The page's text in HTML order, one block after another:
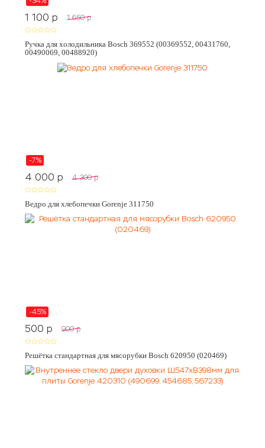
1 100 p 1 650 p
Ручка для холодильника Bosch 369552 (00369552, 00431760,
00490069, 00488920)
-7%
4 000 p 4 300 p
Ведро для хлебопечки Gorenje 311750
-45%
500 p 900 p
Решётка стандартная для мясорубки Bosch 620950 (020469)